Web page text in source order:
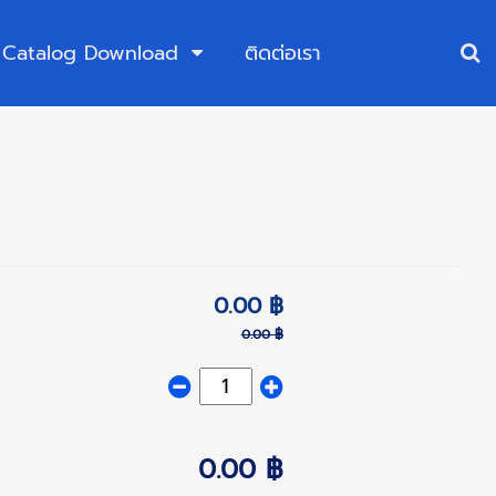
Catalog Download ติดต่อเรา
0.00 ฿
0.00 ฿
0.00 ฿